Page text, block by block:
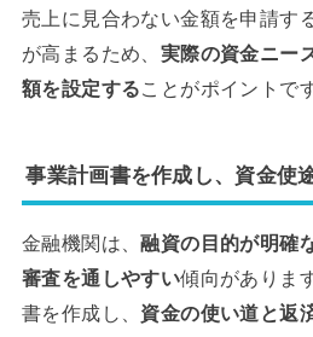
売上に見合わない金額を申請す
が高まるため、 実際の資金ニー
額を設定することがポイントで
事業計画書を作成し、資金使
金融機関は、融資の目的が明確
審査を通しやすい傾向がありま
書を作成し、 資金の使い道と返